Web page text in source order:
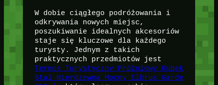
W dobie ciągłego podróżowania i
odkrywania nowych miejsc,
poszukiwanie idealnych akcesoriów
staje się kluczowe dla każdego
turysty. Jednym z takich
praktycznych przedmiotów jest
Termos Turystyczny Próżniowy Kubek
Stal Nierdzewna Mocny Elbrus Garde